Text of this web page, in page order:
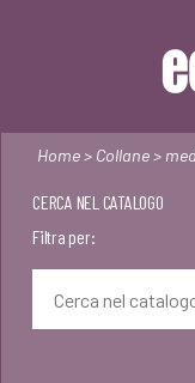
Home> Collane>
CERCA NEL CATALOGO
Filtra per: